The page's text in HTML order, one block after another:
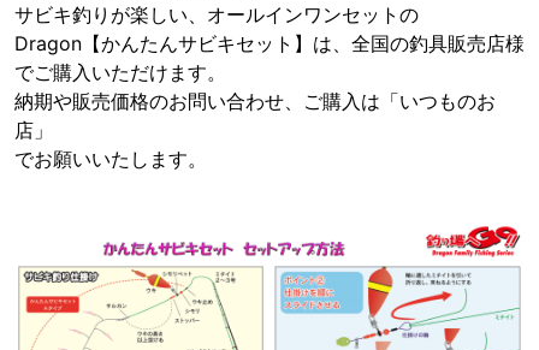
サビキ釣りが楽しい、オールインワンセットの
Dragon【かんたんサビキセット】は、全国の釣具販売店様
でご購入いただけます。
納期や販売価格のお問い合わせ、ご購入は「いつものお
店」
でお願いいたします。